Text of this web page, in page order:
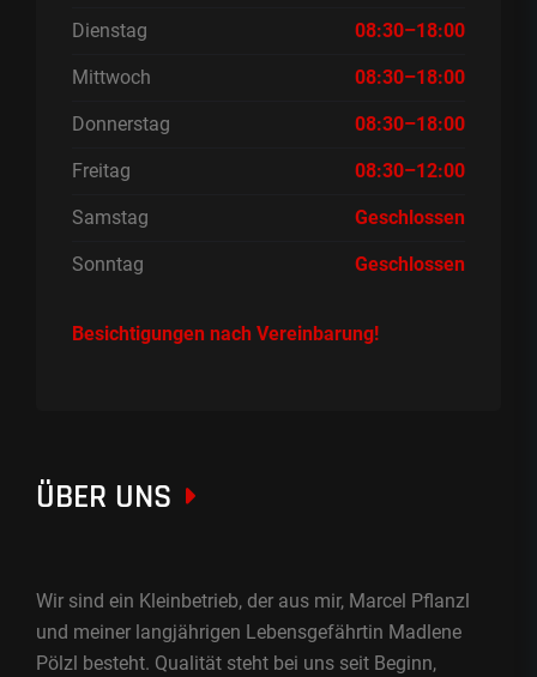
Dienstag 08:30–18:00
Mittwoch 08:30–18:00
Donnerstag 08:30–18:00
Freitag 08:30–12:00
Samstag Geschlossen
Sonntag Geschlossen
Besichtigungen nach Vereinbarung!
ÜBER UNS
Wir sind ein Kleinbetrieb, der aus mir, Marcel Pflanzl
und meiner langjährigen Lebensgefährtin Madlene
Pölzl besteht. Qualität steht bei uns seit Beginn,